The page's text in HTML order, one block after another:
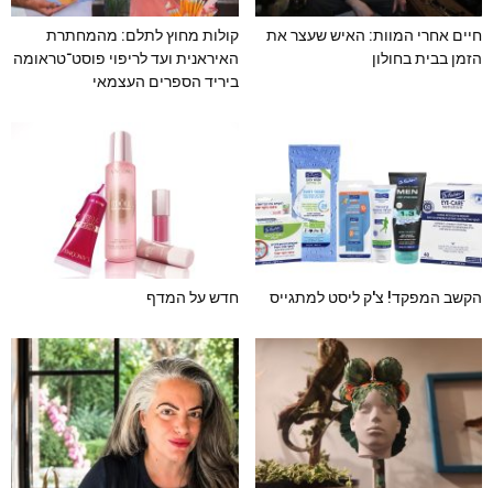
חיים אחרי המוות: האיש שעצר את
הזמן בבית בחולון
קולות מחוץ לתלם: מהמחתרת
האיראנית ועד לריפוי פוסט־טראומה
ביריד הספרים העצמאי
הקשב המפקד! צ'ק ליסט למתגייס חדש על המדף